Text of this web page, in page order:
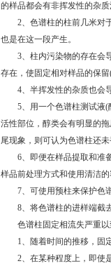
的样品都会有非挥发性的杂
2、色谱柱的柱前几米对于
也是在这一段产生。
3、柱内污染物的存在会导
存在，使固定相对样品的保
4、半挥发性的杂质也会导
5、用一个色谱柱测试液(
活性部位，醇类会有明显的
尾现象，则可认为色谱柱还
6、即便在样品提取和准备
样品前处理方式和使用清洁
7、可使用预柱来保护色谱
8、将色谱柱的进样端截去
色谱柱固定相流失严重以
1、随着时间的推移，固定
2、在某种程度上，即使是